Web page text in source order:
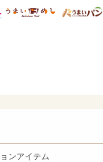
研 ディズニー特集
mimot. うまいめし
ンアイテム